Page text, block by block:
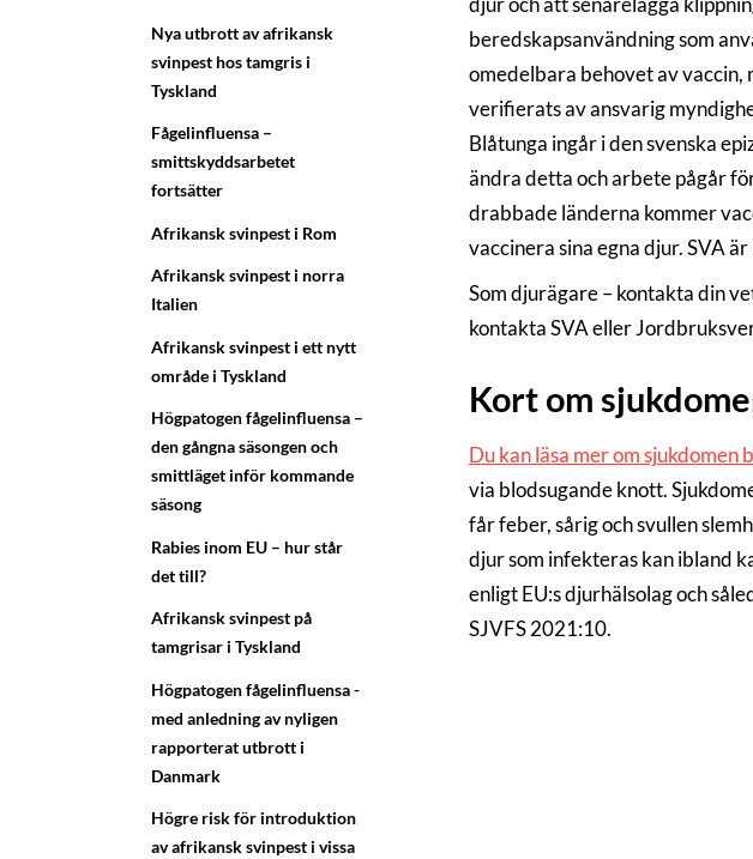
Nya utbrott av afrikansk
svinpest hos tamgris i
Tyskland
Fågelinfluensa –
smittskyddsarbetet
fortsätter
Afrikansk svinpest i Rom
Afrikansk svinpest i norra
Italien
Afrikansk svinpest i ett nytt
område i Tyskland
Högpatogen fågelinfluensa –
den gångna säsongen och
smittläget inför kommande
säsong
Rabies inom EU – hur står
det till?
Afrikansk svinpest på
tamgrisar i Tyskland
Högpatogen fågelinfluensa -
med anledning av nyligen
rapporterat utbrott i
Danmark
Högre risk för introduktion
av afrikansk svinpest i vissa
beredskapsanvändning som
omedelbara behovet av vaccin,
verifierats av ansvarig
Blåtunga ingår i den svenska
ändra detta och arbete pågår
drabbade länderna kommer
vaccinera sina egna djur. SVA
Som djurägare – kontakta din
kontakta SVA eller
Kort om
Du kan läsa mer om sjukdomen
via blodsugande knott.
får feber, sårig och svullen
djur som infekteras kan ibland
enligt EU:s djurhälsolag och
SJVFS 2021:10.